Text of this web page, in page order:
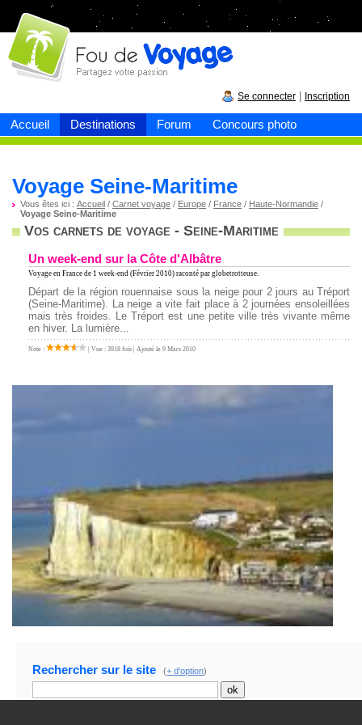
Accueil Destinations Forum Concours photo
Fou devoyage
Se connecter Inscription
Voyage Seine-Maritime
Vous êtes ici : Accueil / Carnet voyage / Europe / France / Haute-Normandie /
Voyage Seine-Maritime
Vos carnets de voyage - Seine-Maritime
Un week-end sur la Côte d'Albâtre
Voyage en France de 1 week-end (Février 2010) raconté par globetrotteuse.
Départ de la région rouennaise sous la neige pour 2 jours au Tréport
(Seine-Maritime). La neige a vite fait place à 2 journées ensoleillées
mais très froides. Le Tréport est une petite ville très vivante même
en hiver. La lumière...
Note : | Vue : 3918 fois | Ajouté le 9 Mars 2010
Rechercher sur le site (+ d'option)